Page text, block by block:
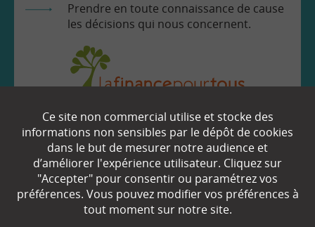
Prendre en toute connaissance de cause
les décisions qui nous concernent.
EN SAVOIR
Qui sommes-nous ?
Partenaires
Ce site non commercial utilise et stocke des
informations non sensibles par le dépôt de cookies
dans le but de mesurer notre audience et
d’améliorer l'expérience utilisateur. Cliquez sur
"Accepter" pour consentir ou paramétrez vos
préférences. Vous pouvez modifier vos préférences à
tout moment sur notre site.